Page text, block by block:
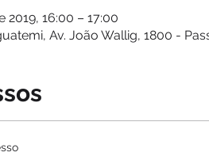
2019, 16:00 – 17:00
Av. João Wallig, 1800 -